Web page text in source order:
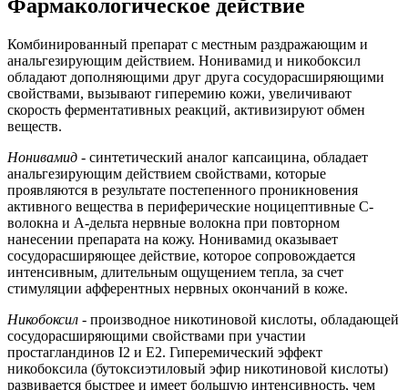
Фармакологическое действие
Комбинированный препарат с местным раздражающим и
анальгезирующим действием. Нонивамид и никобоксил
обладают дополняющими друг друга сосудорасширяющими
свойствами, вызывают гиперемию кожи, увеличивают
скорость ферментативных реакций, активизируют обмен
веществ.
Нонивамид - синтетический аналог капсаицина, обладает
анальгезирующим действием свойствами, которые
проявляются в результате постепенного проникновения
активного вещества в периферические ноцицептивные C-
волокна и А-дельта нервные волокна при повторном
нанесении препарата на кожу. Нонивамид оказывает
сосудорасширяющее действие, которое сопровождается
интенсивным, длительным ощущением тепла, за счет
стимуляции афферентных нервных окончаний в коже.
Никобоксил - производное никотиновой кислоты, обладающей
сосудорасширяющими свойствами при участии
простагландинов I2 и Е2. Гиперемический эффект
никобоксила (бутоксиэтиловый эфир никотиновой кислоты)
развивается быстрее и имеет большую интенсивность, чем